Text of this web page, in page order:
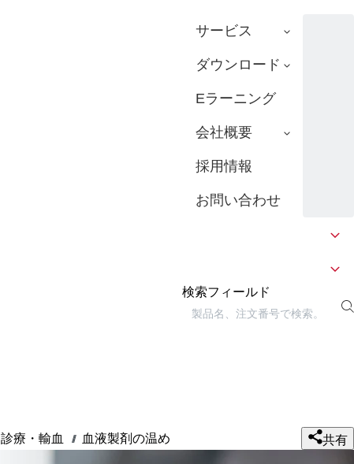
サービス
ダウンロード
Eラーニング
会社概要
採用情報
お問い合わせ
検索フィールド
診療・輸血 /// 血液製剤の温め 共有